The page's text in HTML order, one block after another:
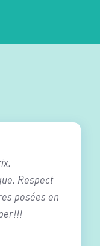
Respect
posées en